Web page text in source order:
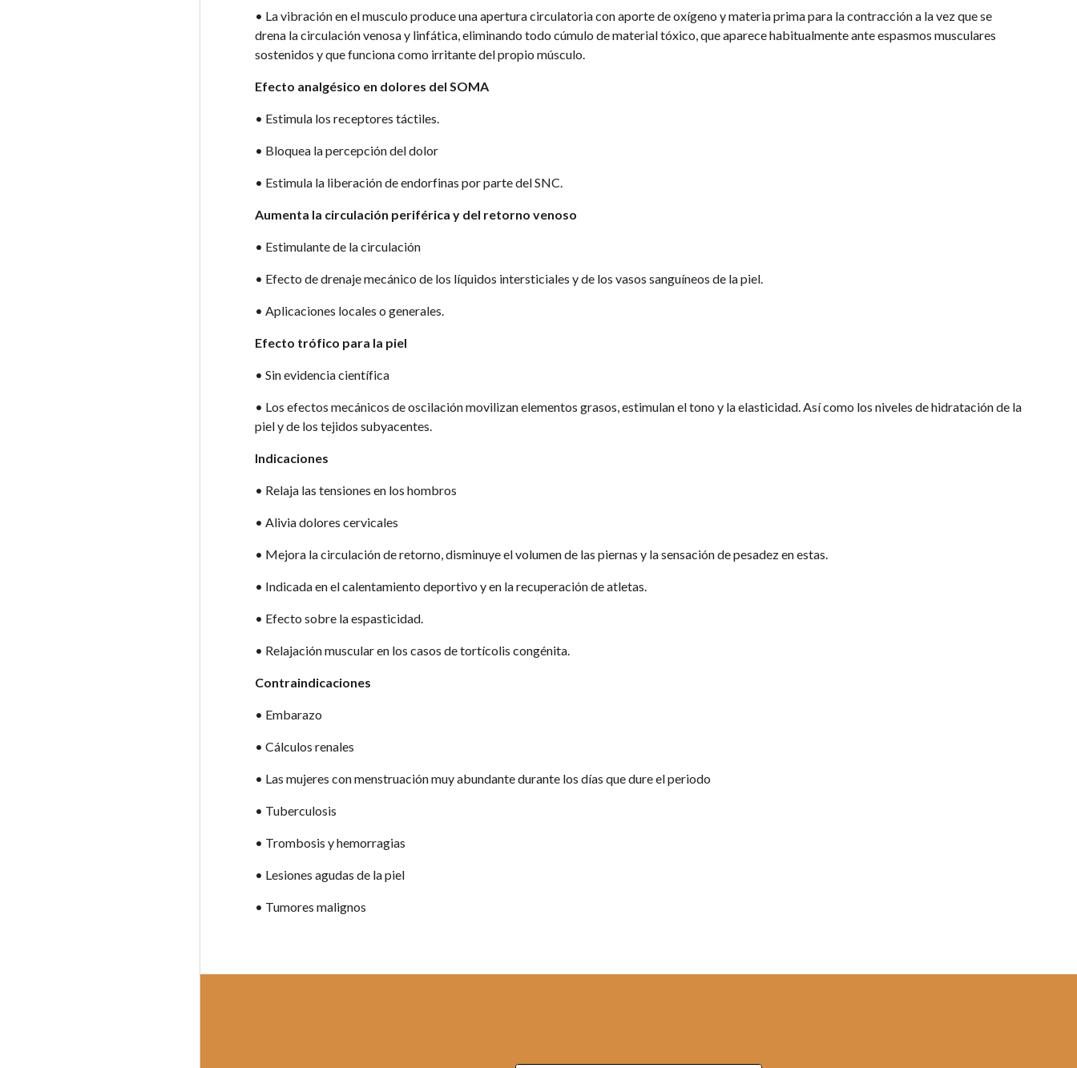
• La vibración en el musculo produce una apertura circulatoria con aporte de oxígeno y materia prima para la contracción a la vez que se
drena la circulación venosa y linfática, eliminando todo cúmulo de material tóxico, que aparece habitualmente ante espasmos musculares
sostenidos y que funciona como irritante del propio músculo.
Efecto analgésico en dolores del SOMA
• Estimula los receptores táctiles.
• Bloquea la percepción del dolor
• Estimula la liberación de endorfinas por parte del SNC.
Aumenta la circulación periférica y del retorno venoso
• Estimulante de la circulación
• Efecto de drenaje mecánico de los líquidos intersticiales y de los vasos sanguíneos de la piel.
• Aplicaciones locales o generales.
Efecto trófico para la piel
• Sin evidencia científica
• Los efectos mecánicos de oscilación movilizan elementos grasos, estimulan el tono y la elasticidad. Así como los niveles de hidratación de la
piel y de los tejidos subyacentes.
Indicaciones
• Relaja las tensiones en los hombros
• Alivia dolores cervicales
• Mejora la circulación de retorno, disminuye el volumen de las piernas y la sensación de pesadez en estas.
• Indicada en el calentamiento deportivo y en la recuperación de atletas.
• Efecto sobre la espasticidad.
• Relajación muscular en los casos de tortícolis congénita.
Contraindicaciones
• Embarazo
• Cálculos renales
• Las mujeres con menstruación muy abundante durante los días que dure el periodo
• Tuberculosis
• Trombosis y hemorragias
• Lesiones agudas de la piel
• Tumores malignos